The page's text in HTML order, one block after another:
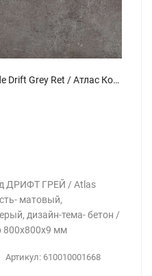
Керамогранит Atlas Concorde Drift Grey Ret / Атлас Конкорд Дрифт Грей Рет 80x80
ДРИФТ ГРЕЙ / Atlas
матовый,
дизайн-тема- бетон /
800x800x9 мм
Артикул: 610010001668